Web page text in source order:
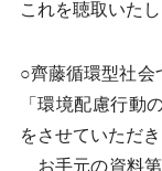
これを聴取いたし
○齊藤循環型社
「環境配慮行動
をさせていただき
お手元の資料第